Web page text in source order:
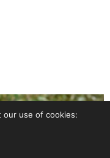
our use of cookies: